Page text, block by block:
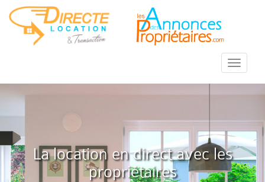
::Menu::
La location en direct avec les
propriétaires